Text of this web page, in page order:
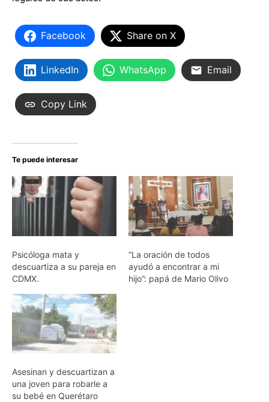
Facebook Share on X
LinkedIn WhatsApp Email
Copy Link
Te puede interesar
Psicóloga mata y
descuartiza a su pareja en
CDMX.
“La oración de todos
ayudó a encontrar a mi
hijo”: papá de Mario Olivo
Asesinan y descuartizan a
una joven para robarle a
su bebé en Querétaro